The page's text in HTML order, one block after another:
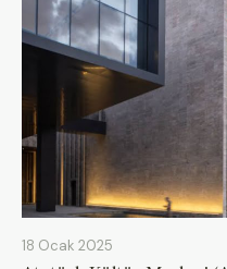
18 Ocak 2025